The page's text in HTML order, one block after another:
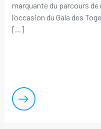
marquante du parcours de
l’occasion du Gala des
[...]